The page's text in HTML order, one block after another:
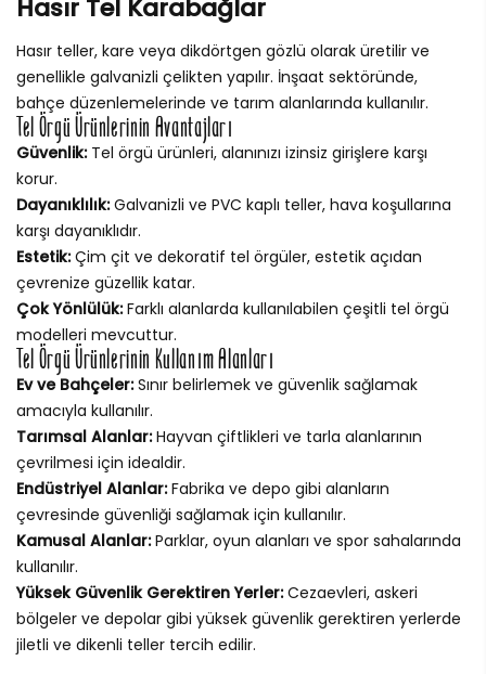
Hasır Tel Karabağlar
Hasır teller, kare veya dikdörtgen gözlü olarak üretilir ve
genellikle galvanizli çelikten yapılır. İnşaat sektöründe,
bahçe düzenlemelerinde ve tarım alanlarında kullanılır.
Tel Örgü Ürünlerinin Avantajları
Güvenlik:Tel örgü ürünleri, alanınızı izinsiz girişlere karşı
korur.
Dayanıklılık:Galvanizli ve PVC kaplı teller, hava koşullarına
karşı dayanıklıdır.
Estetik:Çim çit ve dekoratif tel örgüler, estetik açıdan
çevrenize güzellik katar.
Çok Yönlülük:Farklı alanlarda kullanılabilen çeşitli tel örgü
modelleri mevcuttur.
Tel Örgü Ürünlerinin Kullanım Alanları
Ev ve Bahçeler:Sınır belirlemek ve güvenlik sağlamak
amacıyla kullanılır.
Tarımsal Alanlar:Hayvan çiftlikleri ve tarla alanlarının
çevrilmesi için idealdir.
Endüstriyel Alanlar:Fabrika ve depo gibi alanların
çevresinde güvenliği sağlamak için kullanılır.
Kamusal Alanlar:Parklar, oyun alanları ve spor sahalarında
kullanılır.
Yüksek Güvenlik Gerektiren Yerler:Cezaevleri, askeri
bölgeler ve depolar gibi yüksek güvenlik gerektiren yerlerde
jiletli ve dikenli teller tercih edilir.